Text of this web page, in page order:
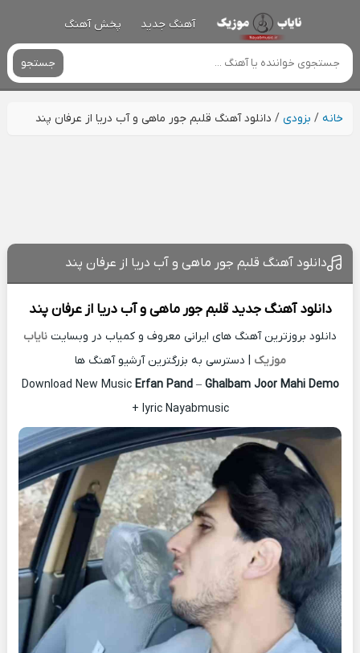
آهنگ جدید پخش آهنگ
جستجو
خانه/ بزودی / دانلود آهنگ قلبم جور ماهی و آب دریا از عرفان پند
دانلود آهنگ قلبم جور ماهی و آب دریا از عرفان پند
دانلود آهنگ جدید قلبم جور ماهی و آب دریا ازعرفان پند
دانلود بروزترین آهنگ های ایرانی معروف و کمیاب در وبسایت نایاب
موزیک | دسترسی به بزرگترین آرشیو آهنگ ها
Download New Music Erfan Pand– Ghalbam Joor Mahi Demo
+ lyric Nayabmusic